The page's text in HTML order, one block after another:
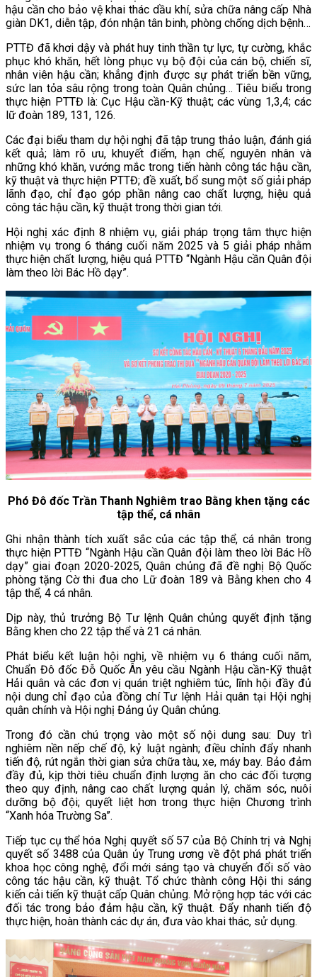
hậu cần cho bảo vệ khai thác dầu khí, sửa chữa nâng cấp Nhà
giàn DK1, diễn tập, đón nhận tân binh, phòng chống dịch bệnh…
PTTĐ đã khơi dậy và phát huy tinh thần tự lực, tự cường, khắc
phục khó khăn, hết lòng phục vụ bộ đội của cán bộ, chiến sĩ,
nhân viên hậu cần; khẳng định được sự phát triển bền vững,
sức lan tỏa sâu rộng trong toàn Quân chủng… Tiêu biểu trong
thực hiện PTTĐ là: Cục Hậu cần-Kỹ thuật; các vùng 1,3,4; các
lữ đoàn 189, 131, 126.
Các đại biểu tham dự hội nghị đã tập trung thảo luận, đánh giá
kết quả; làm rõ ưu, khuyết điểm, hạn chế, nguyên nhân và
những khó khăn, vướng mắc trong tiến hành công tác hậu cần,
kỹ thuật và thực hiện PTTĐ; đề xuất, bổ sung một số giải pháp
lãnh đạo, chỉ đạo góp phần nâng cao chất lượng, hiệu quả
công tác hậu cần, kỹ thuật trong thời gian tới.
Hội nghị xác định 8 nhiệm vụ, giải pháp trọng tâm thực hiện
nhiệm vụ trong 6 tháng cuối năm 2025 và 5 giải pháp nhằm
thực hiện chất lượng, hiệu quả PTTĐ “Ngành Hậu cần Quân đội
làm theo lời Bác Hồ dạy”.
Phó Đô đốc Trần Thanh Nghiêm trao Bằng khen tặng các
tập thể, cá nhân
Ghi nhận thành tích xuất sắc của các tập thể, cá nhân trong
thực hiện PTTĐ “Ngành Hậu cần Quân đội làm theo lời Bác Hồ
dạy” giai đoạn 2020-2025, Quân chủng đã đề nghị Bộ Quốc
phòng tặng Cờ thi đua cho Lữ đoàn 189 và Bằng khen cho 4
tập thể, 4 cá nhân.
Dịp này, thủ trưởng Bộ Tư lệnh Quân chủng quyết định tặng
Bằng khen cho 22 tập thể và 21 cá nhân.
Phát biểu kết luận hội nghị, về nhiệm vụ 6 tháng cuối năm,
Chuẩn Đô đốc Đỗ Quốc Ân yêu cầu Ngành Hậu cần-Kỹ thuật
Hải quân và các đơn vị quán triệt nghiêm túc, lĩnh hội đầy đủ
nội dung chỉ đạo của đồng chí Tư lệnh Hải quân tại Hội nghị
quân chính và Hội nghị Đảng ủy Quân chủng.
Trong đó cần chú trọng vào một số nội dung sau: Duy trì
nghiêm nền nếp chế độ, kỷ luật ngành; điều chỉnh đẩy nhanh
tiến độ, rút ngắn thời gian sửa chữa tàu, xe, máy bay. Bảo đảm
đầy đủ, kịp thời tiêu chuẩn định lượng ăn cho các đối tượng
theo quy định, nâng cao chất lượng quản lý, chăm sóc, nuôi
dưỡng bộ đội; quyết liệt hơn trong thực hiện Chương trình
“Xanh hóa Trường Sa”.
Tiếp tục cụ thể hóa Nghị quyết số 57 của Bộ Chính trị và Nghị
quyết số 3488 của Quân ủy Trung ương về đột phá phát triển
khoa học công nghệ, đổi mới sáng tạo và chuyển đổi số vào
công tác hậu cần, kỹ thuật. Tổ chức thành công Hội thi sáng
kiến cải tiến kỹ thuật cấp Quân chủng. Mở rộng hợp tác với các
đối tác trong bảo đảm hậu cần, kỹ thuật. Đẩy nhanh tiến độ
thực hiện, hoàn thành các dự án, đưa vào khai thác, sử dụng.